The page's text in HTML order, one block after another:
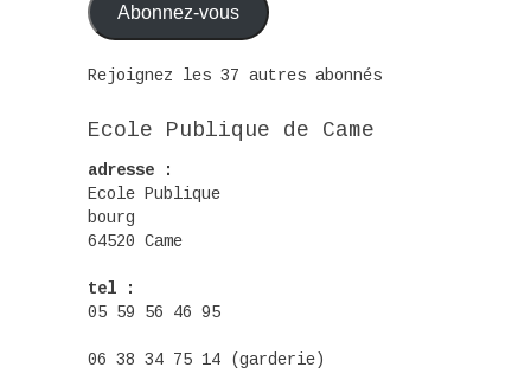
Abonnez-vous
Rejoignez les 37 autres abonnés
Ecole Publique de Came
adresse :
Ecole Publique
bourg
64520 Came
tel :
05 59 56 46 95
06 38 34 75 14 (garderie)